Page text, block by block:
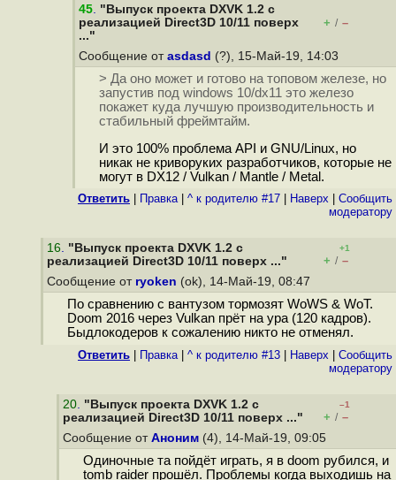
45. "Выпуск проекта DXVK 1.2 с
реализацией Direct3D 10/11 поверх
..."
+ / –
Сообщение от asdasd (?), 15-Май-19, 14:03
> Да оно может и готово на топовом железе, но
запустив под windows 10/dx11 это железо
покажет куда лучшую производительность и
стабильный фреймтайм.
И это 100% проблема API и GNU/Linux, но
никак не криворуких разработчиков, которые не
могут в DX12 / Vulkan / Mantle / Metal.
Ответить Правка| ^ к родителю #17 Наверх
Cообщить
модератору
16. "Выпуск проекта DXVK 1.2 с
реализацией Direct3D 10/11 поверх ..."
+1
+ / –
Сообщение от ryoken (ok), 14-Май-19, 08:47
По сравнению с вантузом тормозят WoWS & WoT.
Doom 2016 через Vulkan прёт на ура (120 кадров).
Быдлокодеров к сожалению никто не отменял.
Ответить Правка| ^ к родителю #13 Наверх
Cообщить
модератору
20. "Выпуск проекта DXVK 1.2 с
реализацией Direct3D 10/11 поверх ..."
–1
+ / –
Сообщение от Аноним (4), 14-Май-19, 09:05
Одиночные та пойдёт играть, я в doom рубился, и
tomb raider прошёл. Проблемы когда выходишь на